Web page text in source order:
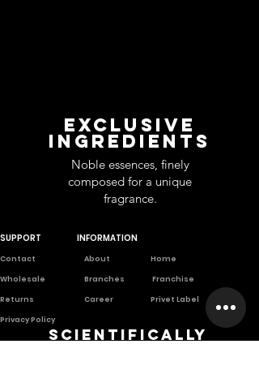
EXCLUSIVE
INGREDIENTS
Noble essences, finely
composed for a unique
fragrance.
Scientifically
SUPPORT INFORMATION
Contact About Home
Wholesale Branches Franchise
Returns Career Privet Label
Privacy Policy